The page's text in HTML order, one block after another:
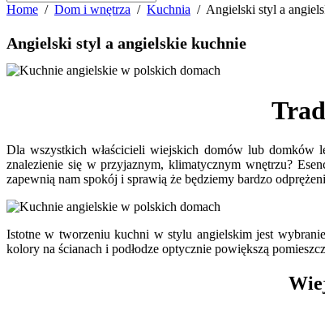
Home / Dom i wnętrza / Kuchnia / Angielski styl a
Angielski styl a angielskie kuchnie
Dla wszystkich właścicieli wiejskich domów lub domków
znalezienie się w przyjaznym, klimatycznym wnętrzu?
zapewnią nam spokój i sprawią że będziemy bardzo
Istotne w tworzeniu kuchni w stylu angielskim jest
kolory na ścianach i podłodze optycznie powiększą